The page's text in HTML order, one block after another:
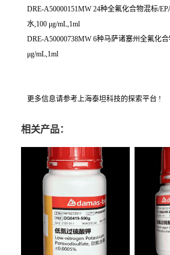
DRE-A50000151MW 24种全氟化合物混标/
水,100 μg/mL,1ml
DRE-A50000738MW 6种马萨诸塞州全氟化
μg/mL,1ml
更多信息请参考上海泰坦科技的探索平台 !
相关产品：